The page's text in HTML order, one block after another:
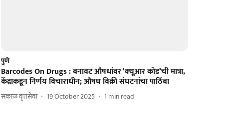
पुणे
Barcodes On Drugs : बनावट औषधांवर ‘क्‍यूआर कोड’ची मात्रा,
केंद्राकडून निर्णय विचाराधीन; औषध विक्री संघटनांचा पाठिंबा
सकाळ वृत्तसेवा 19 October 2025 1 min read